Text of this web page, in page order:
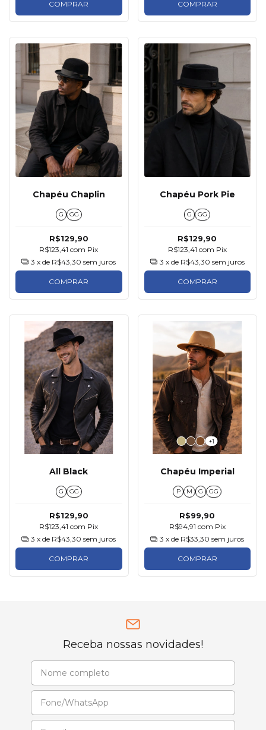
COMPRAR COMPRAR
Chapéu Chaplin
G GG
R$129,90
R$123,41com Pix
3 x de R$43,30 sem juros
COMPRAR
Chapéu Pork Pie
G GG
R$129,90
R$123,41 com Pix
3 x de R$43,30 sem juros
COMPRAR
All Black
G GG
R$129,90
R$123,41com Pix
3 x de R$43,30 sem juros
COMPRAR
+1
Chapéu Imperial
P M G GG
R$99,90
R$94,91 com Pix
3 x de R$33,30 sem juros
COMPRAR
Receba nossas novidades!